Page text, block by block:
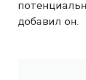
добавил он.